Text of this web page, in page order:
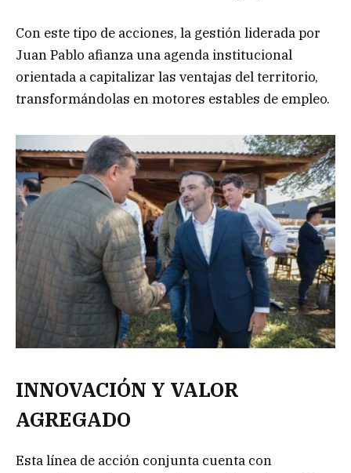
Con este tipo de acciones, la gestión liderada por
Juan Pablo afianza una agenda institucional
orientada a capitalizar las ventajas del territorio,
transformándolas en motores estables de empleo.
INNOVACIÓN Y VALOR
AGREGADO
Esta línea de acción conjunta cuenta con